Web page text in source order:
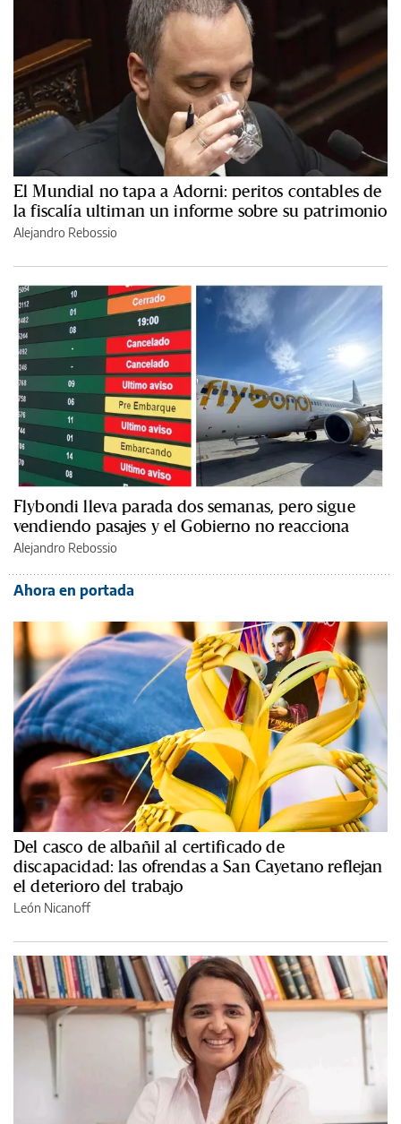
El Mundial no tapa a Adorni: peritos contables de
la fiscalía ultiman un informe sobre su patrimonio
Alejandro Rebossio
Flybondi lleva parada dos semanas, pero sigue
vendiendo pasajes y el Gobierno no reacciona
Alejandro Rebossio
Ahora en portada
Del casco de albañil al certificado de
discapacidad: las ofrendas a San Cayetano reflejan
el deterioro del trabajo
León Nicanoff